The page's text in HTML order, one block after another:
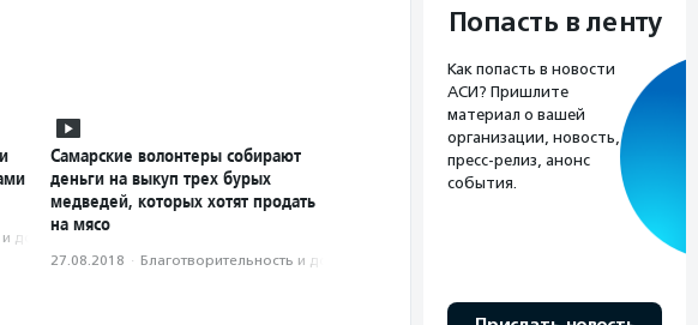
доброволь­чест­во
Самарские волонтеры собирают
деньги на выкуп трех бурых
медведей, которых хотят продать
на мясо
27.08.2018 · Благотвори­тель­ность и доброволь­чест­во
Попасть в ленту
Как попасть в новости
АСИ? Пришлите
материал о вашей
организации, новость,
пресс-релиз, анонс
события.